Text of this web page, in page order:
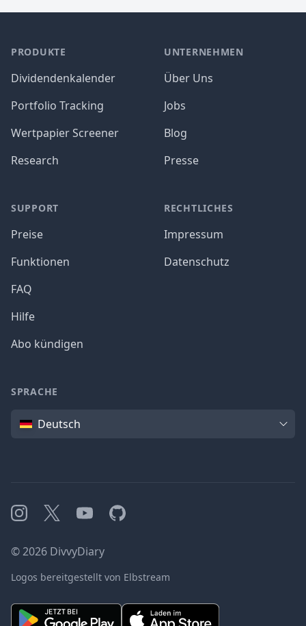
PRODUKTE
Dividendenkalender
Portfolio Tracking
Wertpapier Screener
Research
SUPPORT
Preise
Funktionen
FAQ
Hilfe
Abo kündigen
UNTERNEHMEN
Über Uns
Jobs
Blog
Presse
RECHTLICHES
Impressum
Datenschutz
SPRACHE
SpracheDeutsch
Instagram
X YouTubeGitHub
©2026 DivvyDiary
Logos bereitgestellt von Elbstream